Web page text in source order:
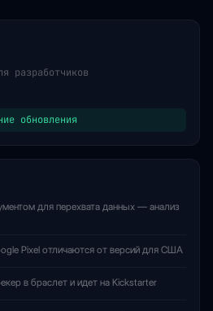
разработчиков
обновления
для перехвата данных — анализ
Pixel отличаются от версий для США
в браслет и идет на Kickstarter